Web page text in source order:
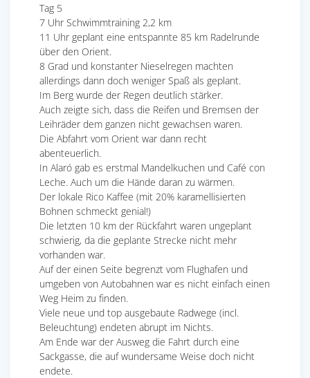
Tag 5
7 Uhr Schwimmtraining 2,2 km
11 Uhr geplant eine entspannte 85 km Radelrunde
über den Orient.
8 Grad und konstanter Nieselregen machten
allerdings dann doch weniger Spaß als geplant.
Im Berg wurde der Regen deutlich stärker.
Auch zeigte sich, dass die Reifen und Bremsen der
Leihräder dem ganzen nicht gewachsen waren.
Die Abfahrt vom Orient war dann recht
abenteuerlich.
In Alaró gab es erstmal Mandelkuchen und Café con
Leche. Auch um die Hände daran zu wärmen.
Der lokale Rico Kaffee (mit 20% karamellisierten
Bohnen schmeckt genial!)
Die letzten 10 km der Rückfahrt waren ungeplant
schwierig, da die geplante Strecke nicht mehr
vorhanden war.
Auf der einen Seite begrenzt vom Flughafen und
umgeben von Autobahnen war es nicht einfach einen
Weg Heim zu finden.
Viele neue und top ausgebaute Radwege (incl.
Beleuchtung) endeten abrupt im Nichts.
Am Ende war der Ausweg die Fahrt durch eine
Sackgasse, die auf wundersame Weise doch nicht
endete.